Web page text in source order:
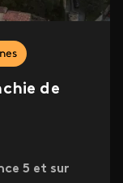
de
5 et sur